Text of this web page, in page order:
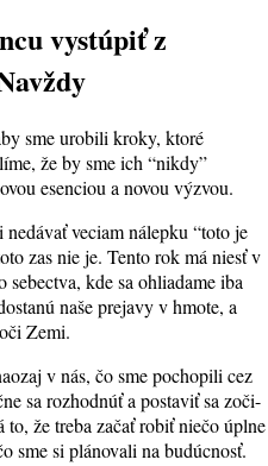
vystúpiť z
sme urobili kroky, ktoré
že by sme ich “nikdy”
esenciou a novou výzvou.
veciam nálepku “toto je
zas nie je. Tento rok má niesť v
kde sa ohliadame iba
naše prejavy v hmote, a
Zemi.
v nás, čo sme pochopili cez
sa rozhodnúť a postaviť sa zoči-
že treba začať robiť niečo úplne
sme si plánovali na budúcnosť.